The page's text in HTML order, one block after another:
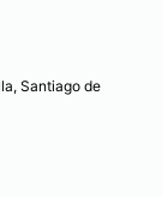
Santiago de